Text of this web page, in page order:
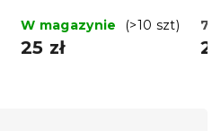
W magazynie
(>10 szt)
25 zł
7